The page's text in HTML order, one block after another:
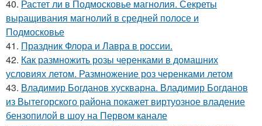
40. Растет ли в Подмосковье магнолия. Секреты
выращивания магнолий в средней полосе и
Подмосковье
41. Праздник Флора и Лавра в россии.
42. Как размножить розы черенками в домашних
условиях летом. Размножение роз черенками летом
43. Владимир Богданов хускварна. Владимир Богданов
из Вытегорского района покажет виртуозное владение
бензопилой в шоу на Первом канале